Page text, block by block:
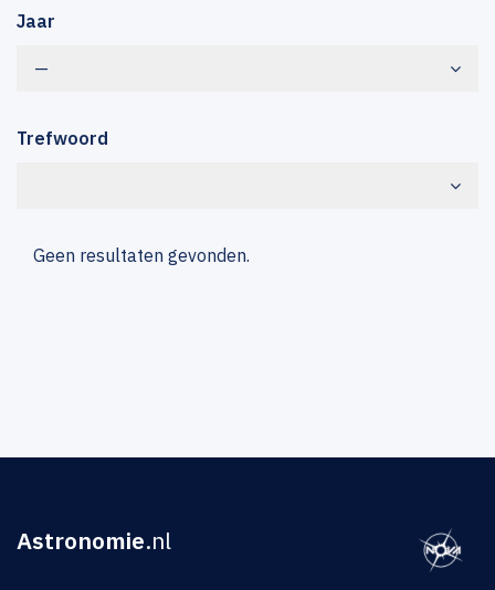
Jaar
—
Trefwoord
Geen resultaten gevonden.
Astronomie.nl